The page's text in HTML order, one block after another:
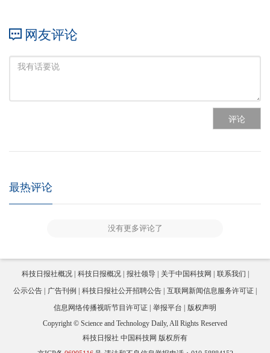
网友评论
评论
最热评论
没有更多评论了
科技日报社概况 科技日报概况 报社领导 关于中国科技网
联系我们
公示公告
广告刊例 科技日报社公开招聘公告
互联网新闻信息服务许可证
信息网络传播视听节目许可证
举报平台
版权声明
Copyright © Science and Technology Daily, All Rights Reserved
科技日报社 中国科技网 版权所有